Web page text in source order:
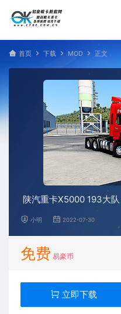
首页 下载 MOD 正文
陕汽重卡X5000 193大队
小明 2022-07-30
免费 易豪币
立即下载